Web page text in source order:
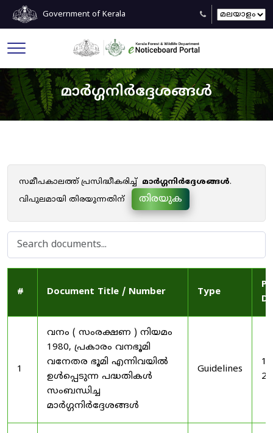
Government of Kerala
മാർഗ്ഗനിർദ്ദേശങ്ങൾ
സമീപകാലത്ത് പ്രസിദ്ധീകരിച്ച് മാർഗ്ഗനിർദ്ദേശങ്ങൾ.
വിപുലമായി തിരയുന്നതിന്
തിരയുക
# Document Title / Number Type
1
വനം ( സംരക്ഷണ ) നിയമം
1980, പ്രകാരം വനഭൂമി
വനേതര ഭൂമി എന്നിവയിൽ
ഉൾപ്പെടുന്ന പദ്ധതികൾ
സംബന്ധിച്ച
മാർഗ്ഗനിർദ്ദേശങ്ങൾ
Guidelines